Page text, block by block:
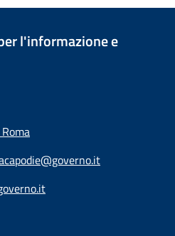
l'informazione e